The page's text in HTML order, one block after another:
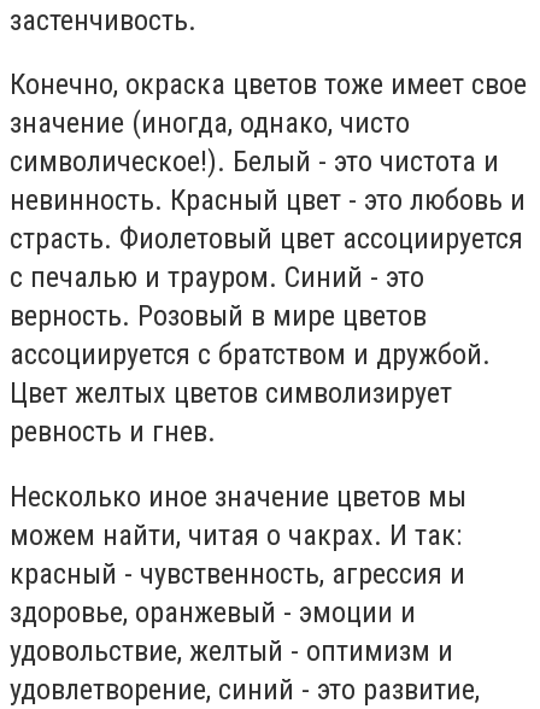
застенчивость.
Конечно, окраска цветов тоже имеет свое
значение (иногда, однако, чисто
символическое!). Белый - это чистота и
невинность. Красный цвет - это любовь и
страсть. Фиолетовый цвет ассоциируется
с печалью и трауром. Синий - это
верность. Розовый в мире цветов
ассоциируется с братством и дружбой.
Цвет желтых цветов символизирует
ревность и гнев.
Несколько иное значение цветов мы
можем найти, читая о чакрах. И так:
красный - чувственность, агрессия и
здоровье, оранжевый - эмоции и
удовольствие, желтый - оптимизм и
удовлетворение, синий - это развитие,